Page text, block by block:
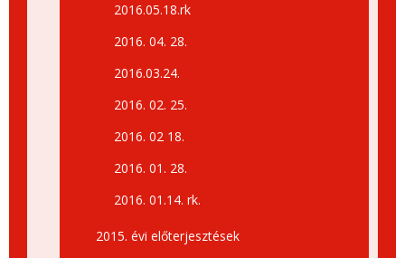
2016.05.18.rk
2016. 04. 28.
2016.03.24.
2016. 02. 25.
2016. 02 18.
2016. 01. 28.
2016. 01.14. rk.
2015. évi előterjesztések